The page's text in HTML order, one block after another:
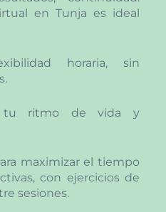
en Tunja es ideal
horaria, sin
tu ritmo de vida y
maximizar el tiempo
con ejercicios de
sesiones.